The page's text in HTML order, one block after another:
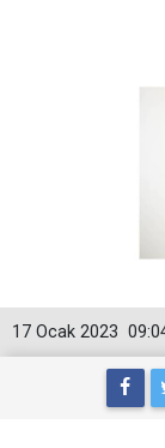
17 Ocak 2023